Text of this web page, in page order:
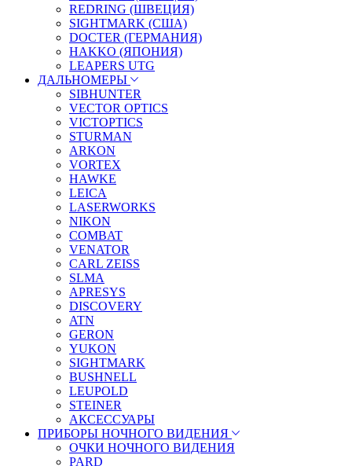
REDRING (ШВЕЦИЯ)
SIGHTMARK (США)
DOCTER (ГЕРМАНИЯ)
HAKKO (ЯПОНИЯ)
LEAPERS UTG
ДАЛЬНОМЕРЫ
SIBHUNTER
VECTOR OPTICS
VICTOPTICS
STURMAN
ARKON
VORTEX
HAWKE
LEICA
LASERWORKS
NIKON
COMBAT
VENATOR
CARL ZEISS
SLMA
APRESYS
DISCOVERY
ATN
GERON
YUKON
SIGHTMARK
BUSHNELL
LEUPOLD
STEINER
АКСЕССУАРЫ
ПРИБОРЫ НОЧНОГО ВИДЕНИЯ
ОЧКИ НОЧНОГО ВИДЕНИЯ
PARD